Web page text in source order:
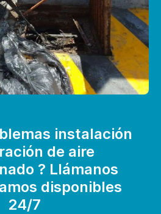
instalación
de aire
? Llámanos
disponibles
24/7